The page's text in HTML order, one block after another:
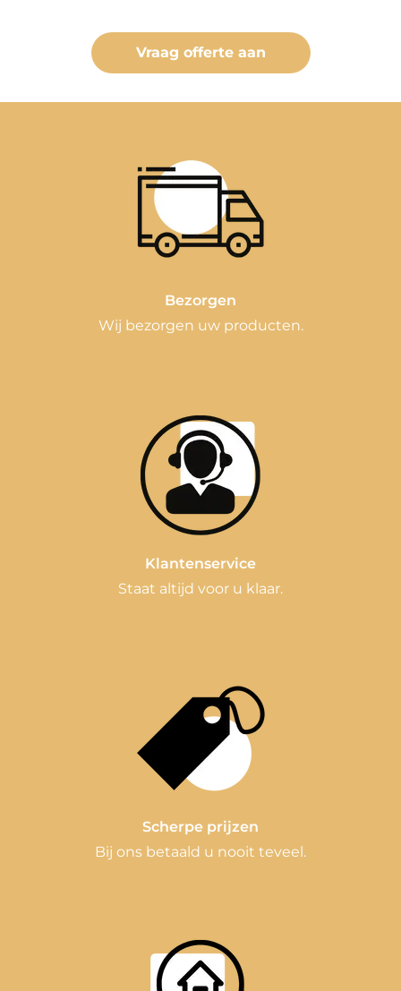
Vraag offerte aan
Bezorgen
Wij bezorgen uw producten.
Klantenservice
Staat altijd voor u klaar.
Scherpe prijzen
Bij ons betaald u nooit teveel.